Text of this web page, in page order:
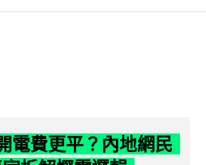
電費更平？內地網民